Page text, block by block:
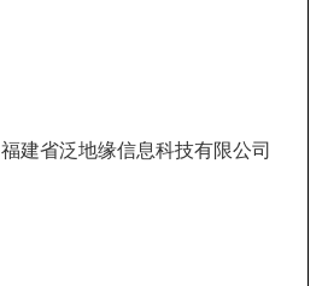
福建省泛地缘信息科技有限公司